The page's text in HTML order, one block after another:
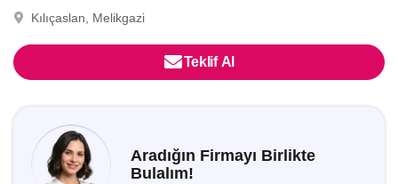
Kılıçaslan, Melikgazi
Teklif Al
Aradığın Firmayı Birlikte
Bulalım!